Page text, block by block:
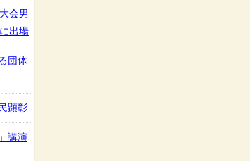
会男
出場
団体
顕彰
講演